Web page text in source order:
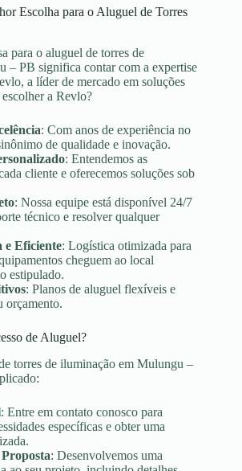
Escolha para o Aluguel de Torres
para o aluguel de torres de
– PB significa contar com a expertise
a líder de mercado em soluções
a Revlo?
: Com anos de experiência no
de qualidade e inovação.
: Entendemos as
cliente e oferecemos soluções sob
: Nossa equipe está disponível 24/7
técnico e resolver qualquer
e Eficiente: Logística otimizada para
cheguem ao local
estipulado.
: Planos de aluguel flexíveis e
orçamento.
de Aluguel?
torres de iluminação em Mulungu –
: Entre em contato conosco para
específicas e obter uma
: Desenvolvemos uma